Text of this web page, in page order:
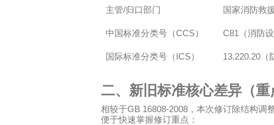
主管/归口部门 国家消防救
中国标准分类号（CCS） C81 （消防
国际标准分类号（ICS） 13.220.20 （
二、新旧标准核心差异（重
相较于GB 16808-2008 ，本次修订除结构调
便于快速掌握修订重点：